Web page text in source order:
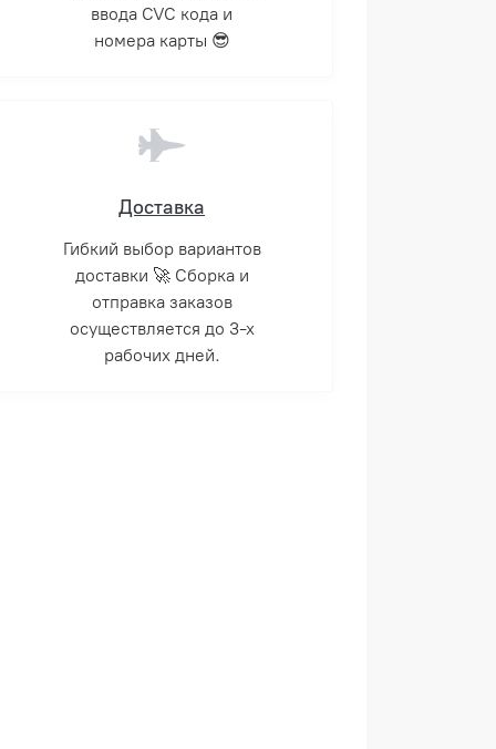
ввода CVC кода и
номера карты 😎
Доставка
Гибкий выбор вариантов
доставки 🚀 Сборка и
отправка заказов
осуществляется до 3-х
рабочих дней.